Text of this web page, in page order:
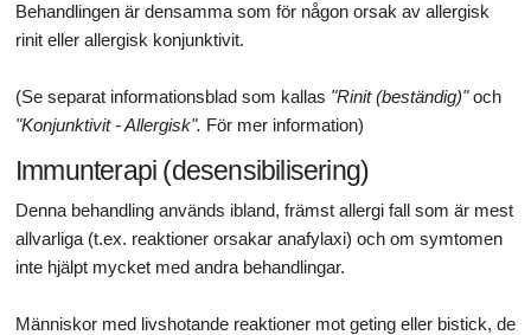
Behandlingen är densamma som för någon orsak av allergisk
rinit eller allergisk konjunktivit.
(Se separat informationsblad som kallas "Rinit (beständig)"och
"Konjunktivit - Allergisk". För mer information)
Immunterapi (desensibilisering)
Denna behandling används ibland, främst allergi fall som är mest
allvarliga (t.ex. reaktioner orsakar anafylaxi) och om symtomen
inte hjälpt mycket med andra behandlingar.
Människor med livshotande reaktioner mot geting eller bistick, de